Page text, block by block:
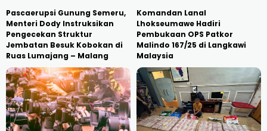
Pascaerupsi Gunung Semeru,
Menteri Dody Instruksikan
Pengecekan Struktur
Jembatan Besuk Kobokan di
Ruas Lumajang – Malang
Komandan Lanal
Lhokseumawe Hadiri
Pembukaan OPS Patkor
Malindo 167/25 di Langkawi
Malaysia